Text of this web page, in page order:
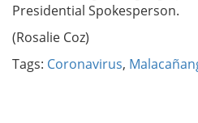
Presidential Spokesperson.
(Rosalie Coz)
Tags: Coronavirus,